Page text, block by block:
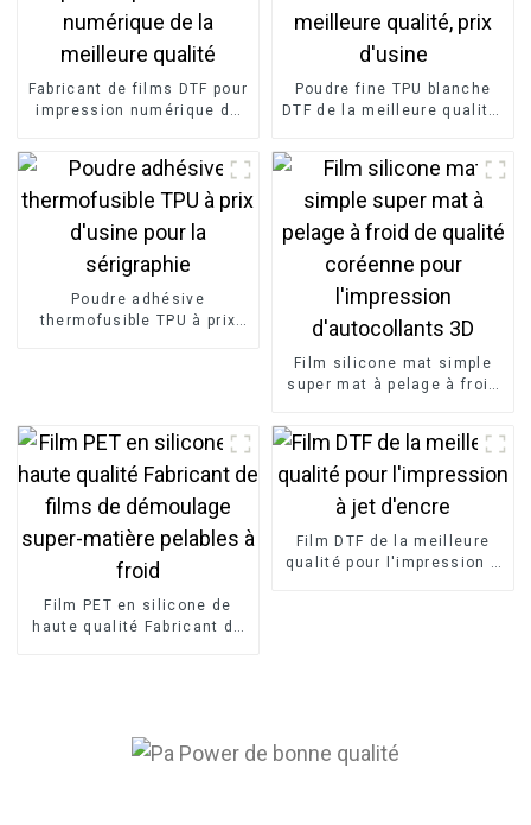
Fabricant de films DTF pour
impression numérique de
Poudre fine TPU blanche
DTF de la meilleure qualité,
Poudre adhésive
thermofusible TPU à prix
Film silicone mat simple
super mat à pelage à froid
l'impression d'autocollants
3D
Film PET en silicone de
haute qualité Fabricant de
Film DTF de la meilleure
qualité pour l'impression à